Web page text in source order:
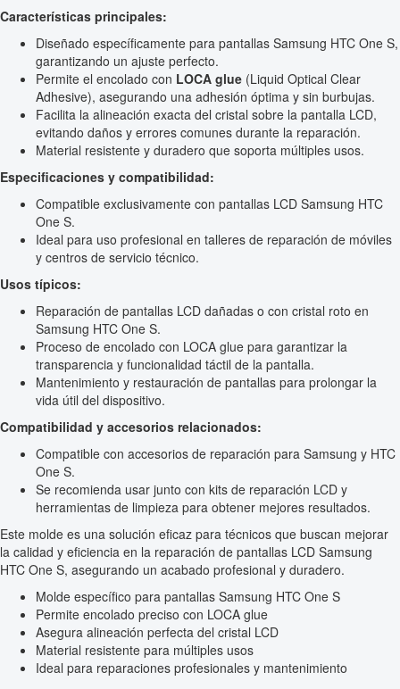
Características principales:
Diseñado específicamente para pantallas Samsung HTC One S,
garantizando un ajuste perfecto.
Permite el encolado con LOCA glue (Liquid Optical Clear
Adhesive), asegurando una adhesión óptima y sin burbujas.
Facilita la alineación exacta del cristal sobre la pantalla LCD,
evitando daños y errores comunes durante la reparación.
Material resistente y duradero que soporta múltiples usos.
Especificaciones y compatibilidad:
Compatible exclusivamente con pantallas LCD Samsung HTC
One S.
Ideal para uso profesional en talleres de reparación de móviles
y centros de servicio técnico.
Usos típicos:
Reparación de pantallas LCD dañadas o con cristal roto en
Samsung HTC One S.
Proceso de encolado con LOCA glue para garantizar la
transparencia y funcionalidad táctil de la pantalla.
Mantenimiento y restauración de pantallas para prolongar la
vida útil del dispositivo.
Compatibilidad y accesorios relacionados:
Compatible con accesorios de reparación para Samsung y HTC
One S.
Se recomienda usar junto con kits de reparación LCD y
herramientas de limpieza para obtener mejores resultados.
Este molde es una solución eficaz para técnicos que buscan mejorar
la calidad y eficiencia en la reparación de pantallas LCD Samsung
HTC One S, asegurando un acabado profesional y duradero.
Molde específico para pantallas Samsung HTC One S
Permite encolado preciso con LOCA glue
Asegura alineación perfecta del cristal LCD
Material resistente para múltiples usos
Ideal para reparaciones profesionales y mantenimiento